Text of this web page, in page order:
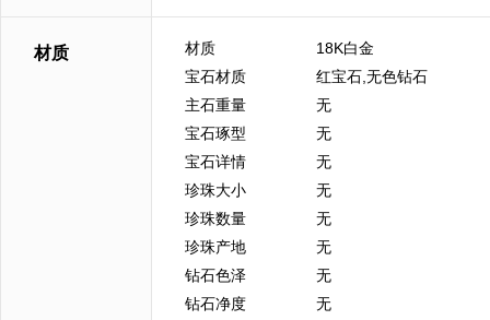
材质 材质
18K白金
宝石材质
红宝石,无色钻石
主石重量
无
宝石琢型
无
宝石详情
无
珍珠大小
无
珍珠数量
无
珍珠产地
无
钻石色泽
无
钻石净度
无